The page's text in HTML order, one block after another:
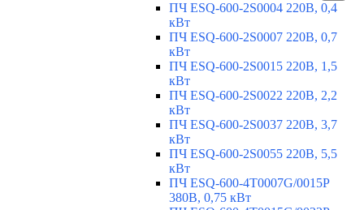
ПЧ ESQ-600-2S0004 220В, 0,4
кВт
ПЧ ESQ-600-2S0007 220В, 0,7
кВт
ПЧ ESQ-600-2S0015 220В, 1,5
кВт
ПЧ ESQ-600-2S0022 220В, 2,2
кВт
ПЧ ESQ-600-2S0037 220В, 3,7
кВт
ПЧ ESQ-600-2S0055 220В, 5,5
кВт
ПЧ ESQ-600-4T0007G/0015P
380В, 0,75 кВт